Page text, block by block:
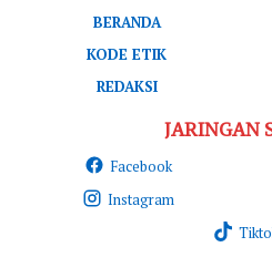
BERANDA
KODE ETIK
REDAKSI
JARINGAN
Facebook
Instagram